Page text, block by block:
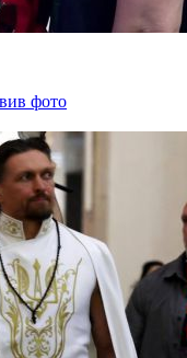
фото